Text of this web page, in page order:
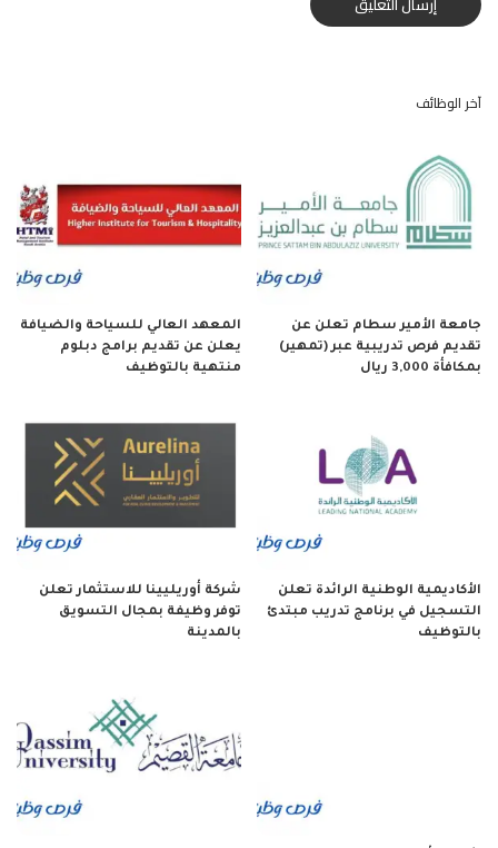
آخر الوظائف
جامعة الأمير سطام تعلن عن
تقديم فرص تدريبية عبر (تمهير)
بمكافأة 3,000 ريال
المعهد العالي للسياحة والضيافة
يعلن عن تقديم برامج دبلوم
منتهية بالتوظيف
الأكاديمية الوطنية الرائدة تعلن
التسجيل في برنامج تدريب مبتدئ
بالتوظيف
شركة أوريليينا للاستثمار تعلن
توفر وظيفة بمجال التسويق
بالمدينة